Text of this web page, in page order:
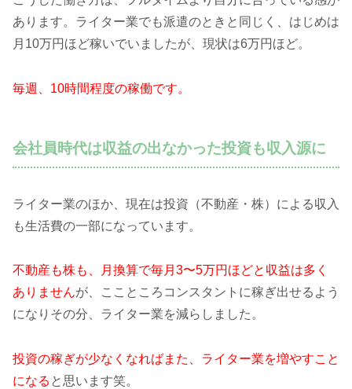
あります。ライター業でも派遣のときと同じく、はじめは
月10万円ほど稼いでいましたが、現状は6万円ほど。
毎週、10時間程度の稼働です。
会社員時代は収益の出なかった投資も収入源に
ライター業のほか、現在は投資（不動産・株）による収入
も生活費の一部になっています。
不動産も株も、月換算で毎月3〜5万円ほどと収益は多く
ありませんが、ここところコンスタントに稼ぎ出せるよう
になりその分、ライター業を減らしました。
投資の稼ぎが少なくなればまた、ライター業を増やすこと
になる と思います笑。